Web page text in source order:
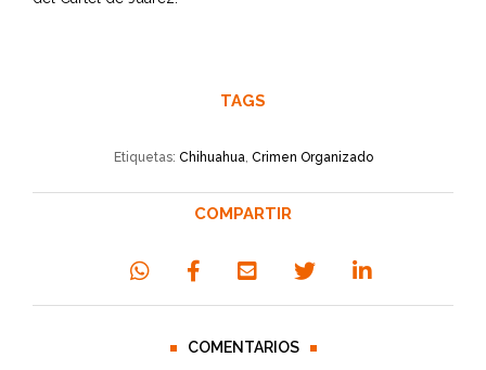
TAGS
Etiquetas: Chihuahua, Crimen Organizado
COMPARTIR
COMENTARIOS